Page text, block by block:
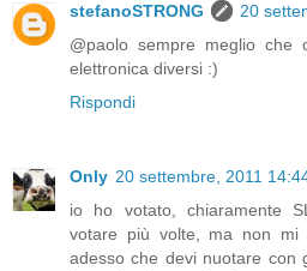
stefanoSTRONG
20
@paolo sempre meglio che
elettronica diversi :)
Rispondi
Only 20 settembre, 2011
io ho votato, chiaramente
votare più volte, ma non mi
adesso che devi nuotare con